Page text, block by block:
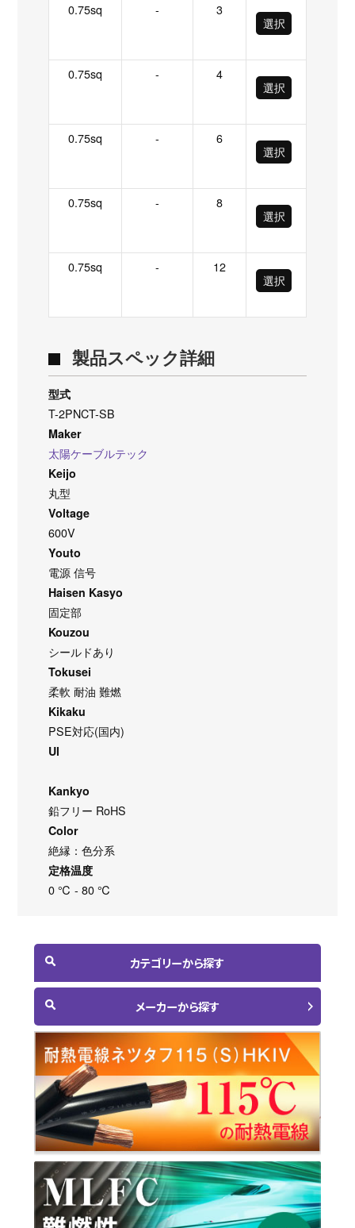
0.75sq -
3
選択
0.75sq -
4
選択
0.75sq -
6
選択
0.75sq -
8
選択
0.75sq -
12
選択
製品スペック詳細
型式
T-2PNCT-SB
Maker
太陽ケーブルテック
Keijo
丸型
Voltage
600V
Youto
電源 信号
Haisen Kasyo
固定部
Kouzou
シールドあり
Tokusei
柔軟 耐油 難燃
Kikaku
PSE対応(国内)
Ul
Kankyo
鉛フリー RoHS
Color
絶縁：色分系
定格温度
0 ℃ - 80 ℃
カテゴリーから探す
メーカーから探す